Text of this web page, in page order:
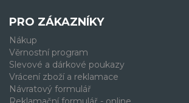
PRO ZÁKAZNÍKY
Nákup
Věrnostní program
Slevové a dárkové poukazy
Vrácení zboží a reklamace
Návratový formulář